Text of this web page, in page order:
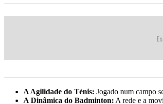
A Agilidade do Ténis: Jogado num campo
A Dinâmica do Badminton: A rede e a